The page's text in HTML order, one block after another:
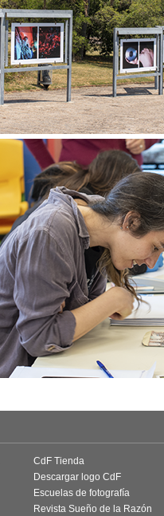
CdF Tienda
Descargar logo CdF
Escuelas de fotografía
Revista Sueño de la Razón